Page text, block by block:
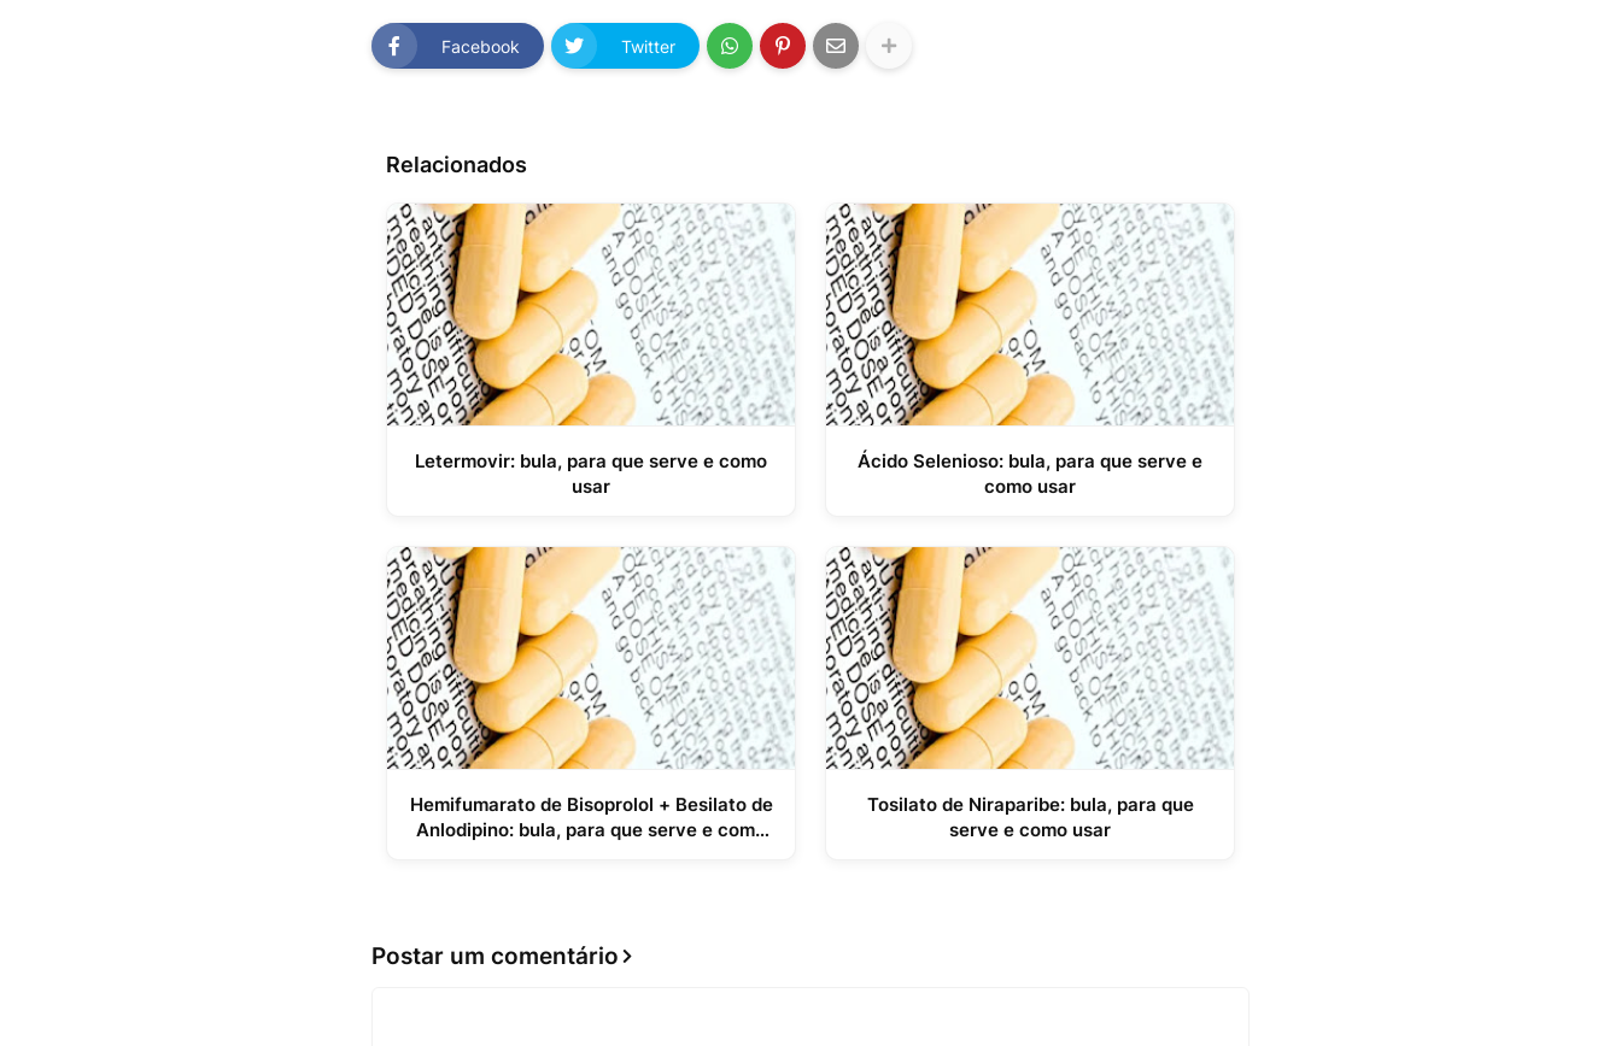
Facebook Twitter
Relacionados
Letermovir: bula, para que serve e como
usar
Ácido Selenioso: bula, para que serve e
como usar
Hemifumarato de Bisoprolol + Besilato de
Anlodipino: bula, para que serve e como
Tosilato de Niraparibe: bula, para que
serve e como usar
Postar um comentário